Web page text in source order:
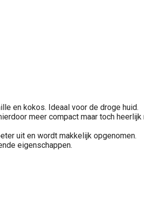
en kokos. Ideaal voor de droge huid.
meer compact maar toch
uit en wordt makkelijk opgenomen.
eigenschappen.